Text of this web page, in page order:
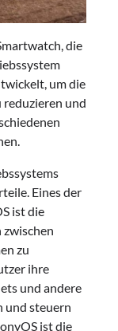
die
um die
und
Eines der
ist die
zu
ihre
und andere
und steuern
ist die